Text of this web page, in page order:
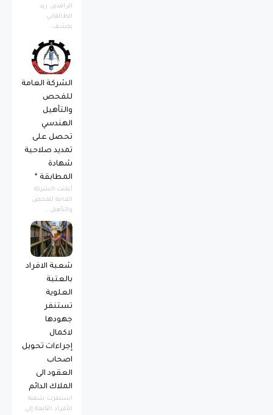
الرافدين زيد
الطالقاني
يكشف...
الشركة العامة
للفحص
والتأهيل
الهندسي
تحصل على
تمديد صلاحية
شهادة
المطابقة *
أعلنت الشركة
العامة للفحص
والتأهيل...
شعبة الافراد
بالعتبة
العلوية
تستنفر
جهودها
لاكمال
إجراءات تحويل
اصحاب
العقود الى
الملاك الدائم
استنفرت شعبة
الأفراد التابعة إلى